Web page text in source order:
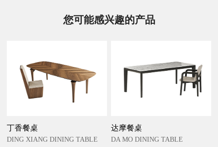
您可能感兴趣的产品
丁香餐桌
DING XIANG DINING TABLE
达摩餐桌
DA MO DINING TABLE